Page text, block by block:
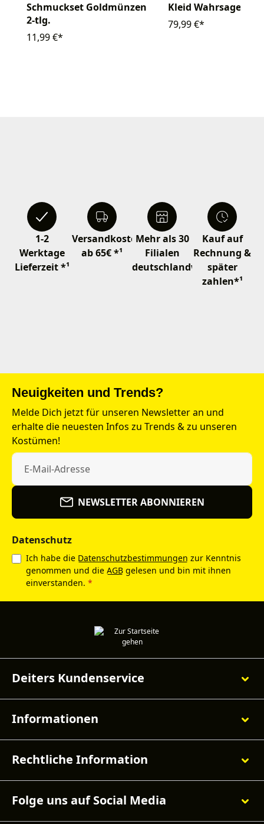
Schmuckset Goldmünzen
2-tlg.
11,99 €*
Kleid Wahrsagerin
79,99 €*
1-2
Werktage
Lieferzeit *¹
Versandkostenfrei
ab 65€ *¹
Mehr als 30
Filialen
deutschlandweit
Kauf auf
Rechnung &
später
zahlen*¹
Neuigkeiten und Trends?
Melde Dich jetzt für unseren Newsletter an und
erhalte die neuesten Infos zu Trends & zu unseren
Kostümen!
NEWSLETTER ABONNIEREN
Datenschutz
Ich habe die Datenschutzbestimmungen zur Kenntnis
genommen und die AGB gelesen und bin mit ihnen
einverstanden. *
Deiters Kundenservice
Informationen
Rechtliche Information
Folge uns auf Social Media